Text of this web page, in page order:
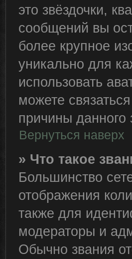
это звёздочки,
сообщений вы
более крупное
уникально для
использовать
можете
причины данного
Вернуться наверх
» Что такое
Большинство
отображения
также для
модераторы и
Обычно звания